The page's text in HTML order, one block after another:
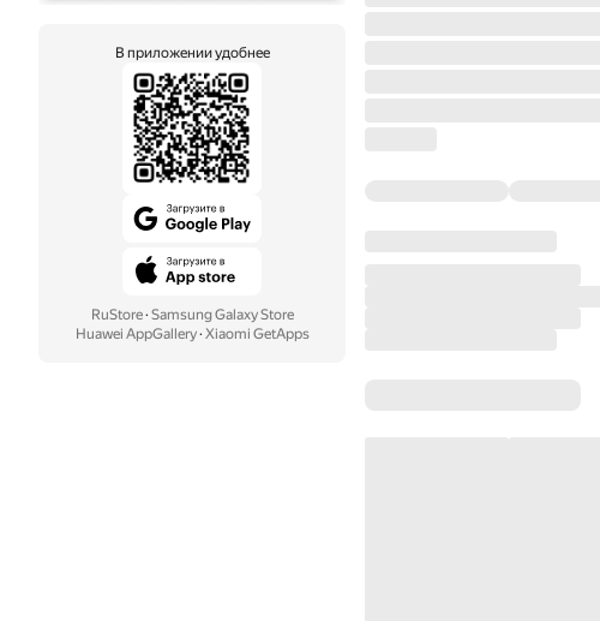
В приложении удобнее
RuStore· Samsung Galaxy Store
Huawei AppGallery· Xiaomi GetApps